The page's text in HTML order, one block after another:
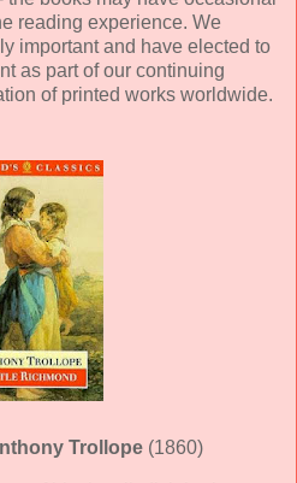
reading experience. We
important and have elected to
as part of our continuing
of printed works worldwide.
Trollope (1860)